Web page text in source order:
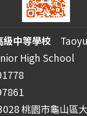
中等學校
High School
桃園市龜山區